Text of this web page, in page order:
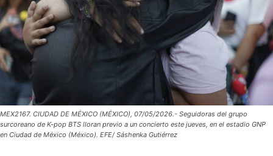
MEX2167. CIUDAD DE MÉXICO (MÉXICO), 07/05/2026.- Seguidoras del grupo
surcoreano de K-pop BTS lloran previo a un concierto este jueves, en el estadio GNP
en Ciudad de México (México). EFE/ Sáshenka Gutiérrez